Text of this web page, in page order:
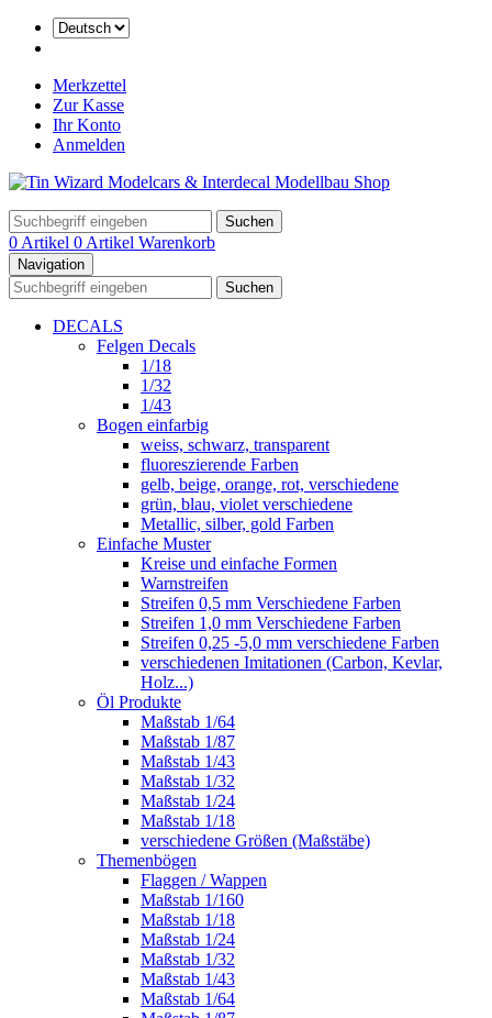
Merkzettel
Zur Kasse
Ihr Konto
Anmelden
Suchen
0 Artikel 0 Artikel Warenkorb
Navigation
Suchen
DECALS
Felgen Decals
1/18
1/32
1/43
Bogen einfarbig
weiss, schwarz, transparent
fluoreszierende Farben
gelb, beige, orange, rot, verschiedene
grün, blau, violet verschiedene
Metallic, silber, gold Farben
Einfache Muster
Kreise und einfache Formen
Warnstreifen
Streifen 0,5 mm Verschiedene Farben
Streifen 1,0 mm Verschiedene Farben
Streifen 0,25 -5,0 mm verschiedene Farben
verschiedenen Imitationen (Carbon, Kevlar,
Holz...)
Öl Produkte
Maßstab 1/64
Maßstab 1/87
Maßstab 1/43
Maßstab 1/32
Maßstab 1/24
Maßstab 1/18
verschiedene Größen (Maßstäbe)
Themenbögen
Flaggen / Wappen
Maßstab 1/160
Maßstab 1/18
Maßstab 1/24
Maßstab 1/32
Maßstab 1/43
Maßstab 1/64